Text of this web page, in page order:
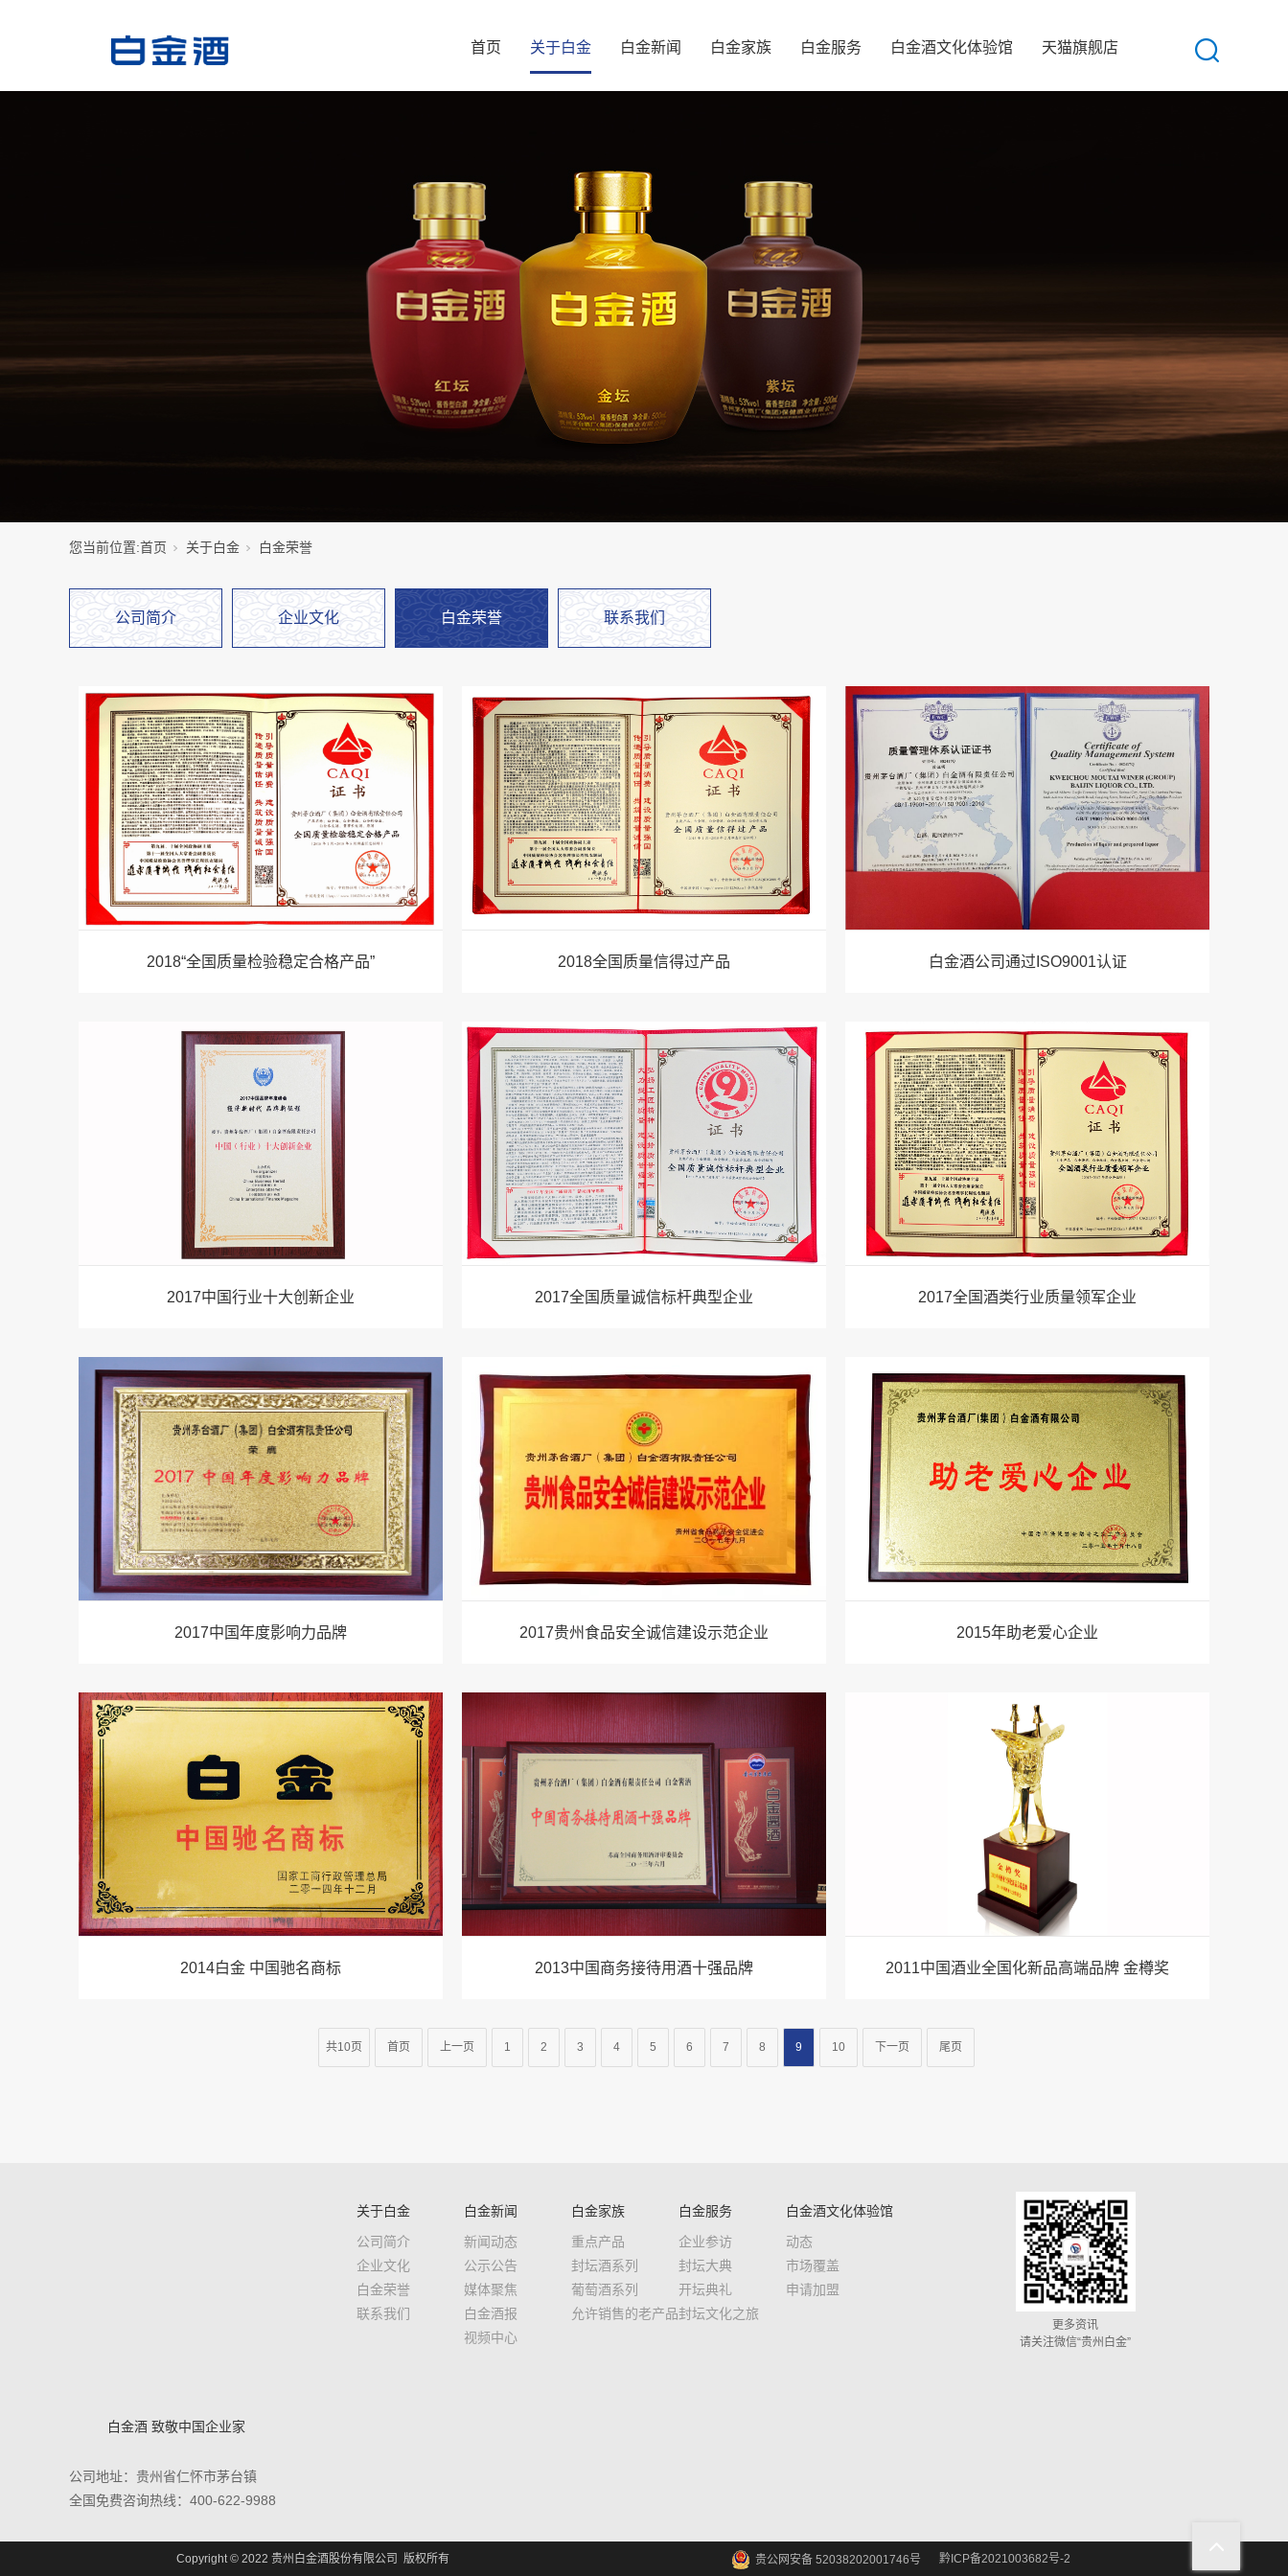
首页 关于白金 白金新闻 白金家族 白金服务 白金酒文化体验馆 天猫旗舰店
您当前位置:首页 关于白金 白金荣誉
公司简介 企业文化 白金荣誉 联系我们
2018“全国质量检验稳定合格产品” 2018全国质量信得过产品 白金酒公司通过ISO9001认证
2017中国行业十大创新企业 2017全国质量诚信标杆典型企业 2017全国酒类行业质量领军企业
2017中国年度影响力品牌 2017贵州食品安全诚信建设示范企业 2015年助老爱心企业
2014白金 中国驰名商标 2013中国商务接待用酒十强品牌 2011中国酒业全国化新品高端品牌 金樽奖
共10页 首页 上一页 1 2 3 4 5 6 7 8 9 10 下一页 尾页
白金酒 致敬中国企业家
公司地址：贵州省仁怀市茅台镇
全国免费咨询热线：400-622-9988
关于白金
公司简介
企业文化
白金荣誉
联系我们
白金新闻
新闻动态
公示公告
媒体聚焦
白金酒报
视频中心
白金家族
重点产品
封坛酒系列
葡萄酒系列
允许销售的老产品
白金服务
企业参访
封坛大典
开坛典礼
封坛文化之旅
白金酒文化体验馆
动态
市场覆盖
申请加盟
更多资讯
请关注微信“贵州白金”
Copyright © 2022 贵州白金酒股份有限公司 版权所有 贵公网安备 52038202001746号 黔ICP备2021003682号-2